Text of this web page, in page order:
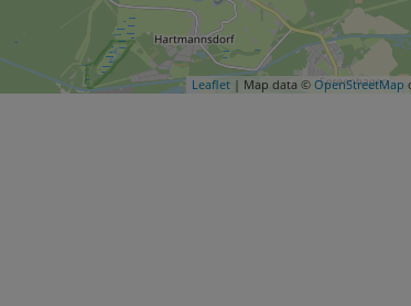
Leaflet | Map data © OpenStreetMap